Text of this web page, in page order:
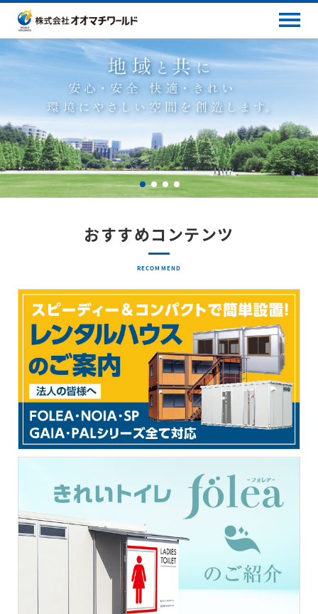
おすすめコンテンツ
RECOMMEND